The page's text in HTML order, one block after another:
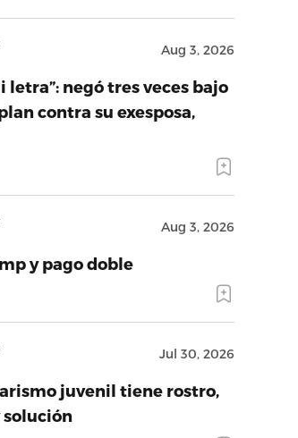
Aug 3, 2026
letra”: negó tres veces bajo
contra su exesposa,
Aug 3, 2026
y pago doble
Jul 30, 2026
juvenil tiene rostro,